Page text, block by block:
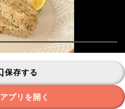
保存する
プリを開く